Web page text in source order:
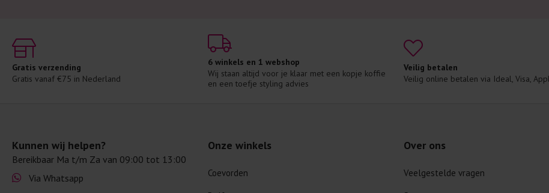
Gratis verzending
Gratis vanaf €75 in Nederland
6 winkels en 1 webshop
Wij staan altijd voor je klaar met een kopje koffie
en een toefje styling advies
Veilig betalen
Veilig online betalen via Ideal, Visa,
Kunnen wij helpen?
Bereikbaar Ma t/m Za van 09:00 tot 13:00
Via Whatsapp
Onze winkels
Coevorden
Over ons
Veelgestelde vragen